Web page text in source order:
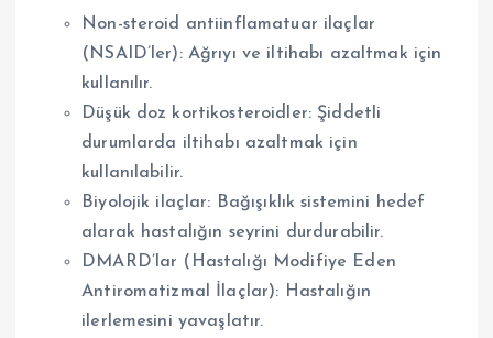
Non-steroid antiinflamatuar ilaçlar
(NSAID’ler): Ağrıyı ve iltihabı azaltmak için
kullanılır.
Düşük doz kortikosteroidler: Şiddetli
durumlarda iltihabı azaltmak için
kullanılabilir.
Biyolojik ilaçlar: Bağışıklık sistemini hedef
alarak hastalığın seyrini durdurabilir.
DMARD’lar (Hastalığı Modifiye Eden
Antiromatizmal İlaçlar): Hastalığın
ilerlemesini yavaşlatır.